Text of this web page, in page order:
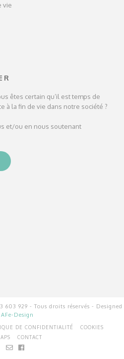
vie
êtes certain qu’il est temps de
à la fin de vie dans notre société ?
et/ou en nous soutenant
603 929 - Tous droits réservés - Designed
AFe-Design
DE CONFIDENTIALITÉ
COOKIES
CONTACT